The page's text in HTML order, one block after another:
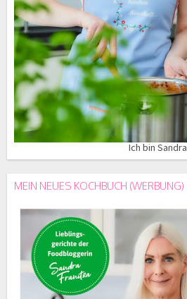
Ich bin Sandra
MEIN NEUES KOCHBUCH (WERBUNG)